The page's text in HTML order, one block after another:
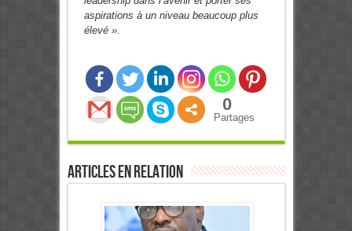
aspirations à un niveau beaucoup plus
élevé ».
0
Partages
Articles en relation